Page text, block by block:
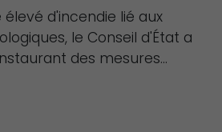
élevé d'incendie lié aux
le Conseil d'État a
des mesures...
lorsque vous
visitez notre
site, vous